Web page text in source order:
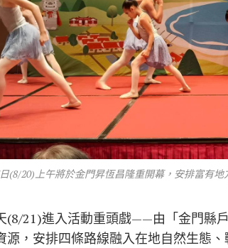
(8/20)上午將於金門昇恆昌隆重開幕，安排富有
(8/21)進入活動重頭戲——由「金門縣
源，安排四條路線融入在地自然生態